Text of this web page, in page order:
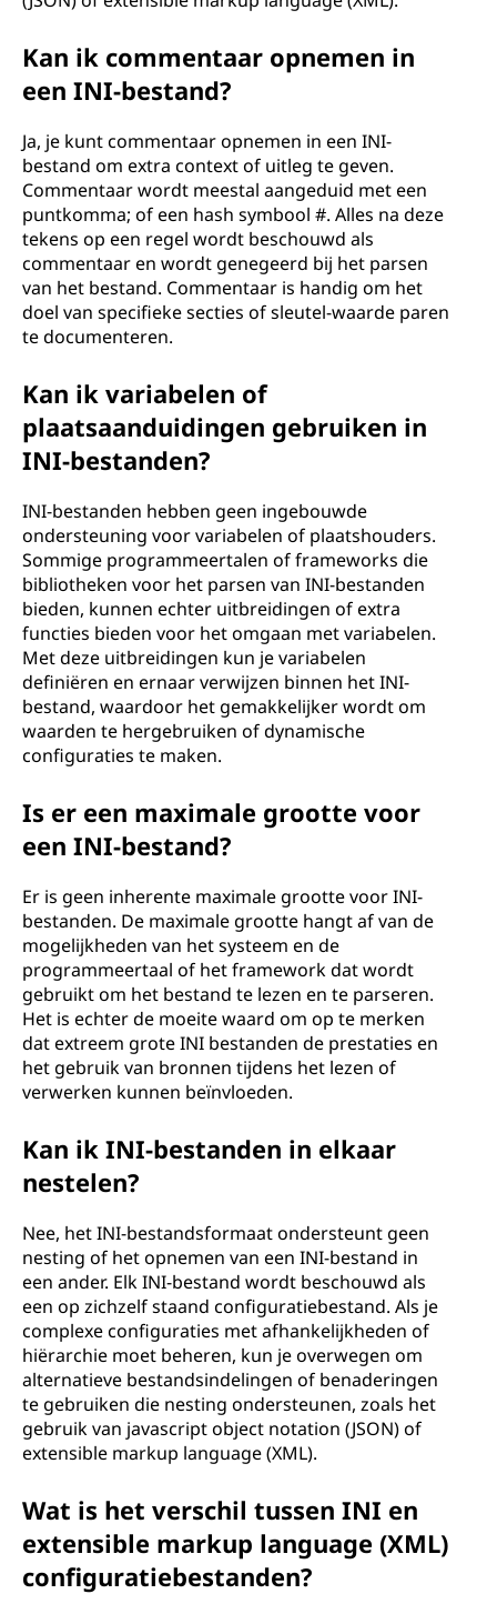
Kan ik commentaar opnemen in
een INI-bestand?
Ja, je kunt commentaar opnemen in een INI-
bestand om extra context of uitleg te geven.
Commentaar wordt meestal aangeduid met een
puntkomma; of een hash symbool #. Alles na deze
tekens op een regel wordt beschouwd als
commentaar en wordt genegeerd bij het parsen
van het bestand. Commentaar is handig om het
doel van specifieke secties of sleutel-waarde paren
te documenteren.
Kan ik variabelen of
plaatsaanduidingen gebruiken in
INI-bestanden?
INI-bestanden hebben geen ingebouwde
ondersteuning voor variabelen of plaatshouders.
Sommige programmeertalen of frameworks die
bibliotheken voor het parsen van INI-bestanden
bieden, kunnen echter uitbreidingen of extra
functies bieden voor het omgaan met variabelen.
Met deze uitbreidingen kun je variabelen
definiëren en ernaar verwijzen binnen het INI-
bestand, waardoor het gemakkelijker wordt om
waarden te hergebruiken of dynamische
configuraties te maken.
Is er een maximale grootte voor
een INI-bestand?
Er is geen inherente maximale grootte voor INI-
bestanden. De maximale grootte hangt af van de
mogelijkheden van het systeem en de
programmeertaal of het framework dat wordt
gebruikt om het bestand te lezen en te parseren.
Het is echter de moeite waard om op te merken
dat extreem grote INI bestanden de prestaties en
het gebruik van bronnen tijdens het lezen of
verwerken kunnen beïnvloeden.
Kan ik INI-bestanden in elkaar
nestelen?
Nee, het INI-bestandsformaat ondersteunt geen
nesting of het opnemen van een INI-bestand in
een ander. Elk INI-bestand wordt beschouwd als
een op zichzelf staand configuratiebestand. Als je
complexe configuraties met afhankelijkheden of
hiërarchie moet beheren, kun je overwegen om
alternatieve bestandsindelingen of benaderingen
te gebruiken die nesting ondersteunen, zoals het
gebruik van javascript object notation (JSON) of
extensible markup language (XML).
Wat is het verschil tussen INI en
extensible markup language (XML)
configuratiebestanden?